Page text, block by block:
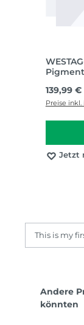
139,99 €
Preise inkl.
Jetzt
This is my
Andere
könnten